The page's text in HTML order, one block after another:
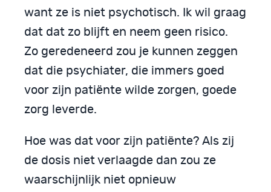
want ze is niet psychotisch. Ik wil graag
dat dat zo blijft en neem geen risico.
Zo geredeneerd zou je kunnen zeggen
dat die psychiater, die immers goed
voor zijn patiënte wilde zorgen, goede
zorg leverde.
Hoe was dat voor zijn patiënte? Als zij
de dosis niet verlaagde dan zou ze
waarschijnlijk niet opnieuw